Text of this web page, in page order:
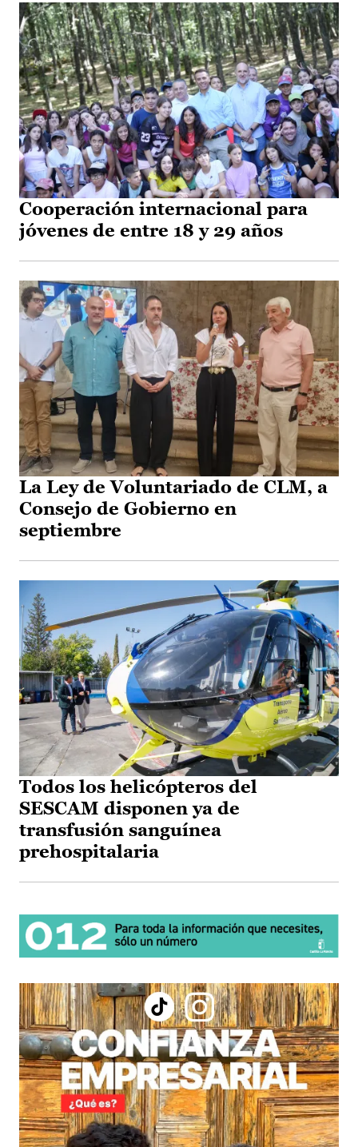
Cooperación internacional para
jóvenes de entre 18 y 29 años
La Ley de Voluntariado de CLM, a
Consejo de Gobierno en
septiembre
Todos los helicópteros del
SESCAM disponen ya de
transfusión sanguínea
prehospitalaria